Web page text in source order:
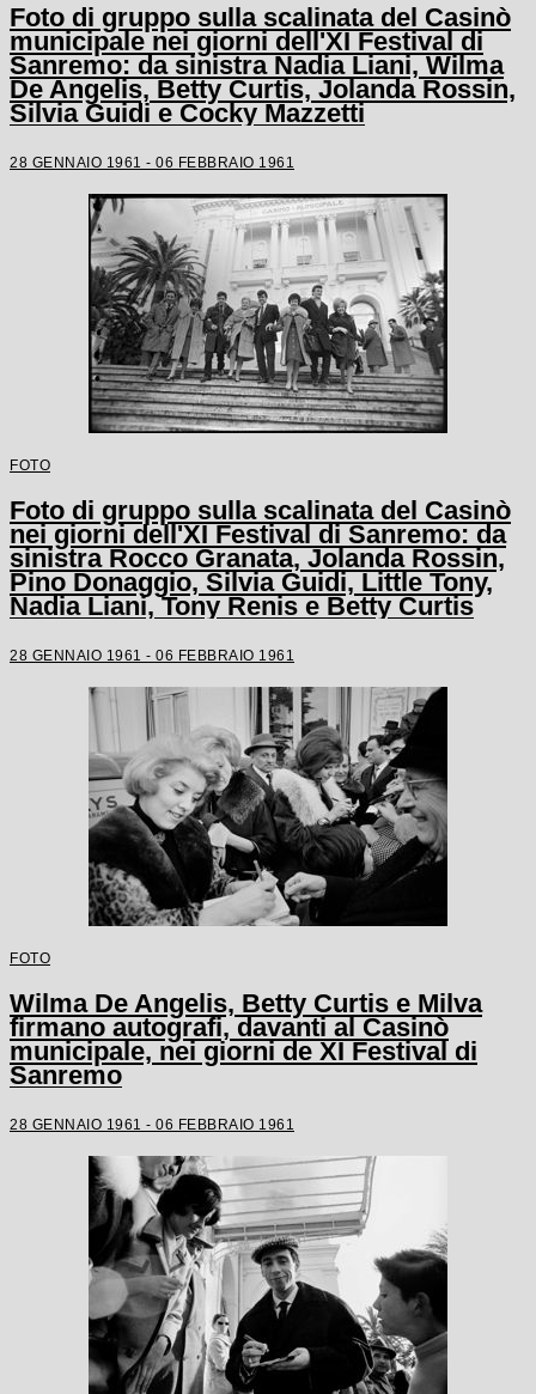
Foto di gruppo sulla scalinata del Casinò
municipale nei giorni dell'XI Festival di
Sanremo: da sinistra Nadia Liani, Wilma
De Angelis, Betty Curtis, Jolanda Rossin,
Silvia Guidi e Cocky Mazzetti
28 GENNAIO 1961 - 06 FEBBRAIO 1961
FOTO
Foto di gruppo sulla scalinata del Casinò
nei giorni dell'XI Festival di Sanremo: da
sinistra Rocco Granata, Jolanda Rossin,
Pino Donaggio, Silvia Guidi, Little Tony,
Nadia Liani, Tony Renis e Betty Curtis
28 GENNAIO 1961 - 06 FEBBRAIO 1961
FOTO
Wilma De Angelis, Betty Curtis e Milva
firmano autografi, davanti al Casinò
municipale, nei giorni de XI Festival di
Sanremo
28 GENNAIO 1961 - 06 FEBBRAIO 1961